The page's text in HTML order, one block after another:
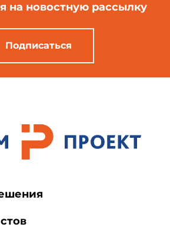
на новостную рассылку
Подписаться